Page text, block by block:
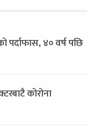
पर्दाफास, ४० वर्ष पछि
कोरोना